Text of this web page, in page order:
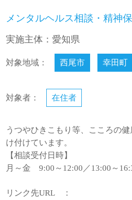
メンタルヘルス相談・精神
実施主体：愛知県
対象地域： 西尾市 幸田町
対象者： 在住者
うつやひきこもり等、こころの
け付けています。
【相談受付日時】
月～金 9:00～12:00／13:00～
リンク先URL
：